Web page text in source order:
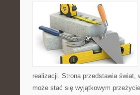
realizacji. Strona przedstawia
może stać się wyjątkowym